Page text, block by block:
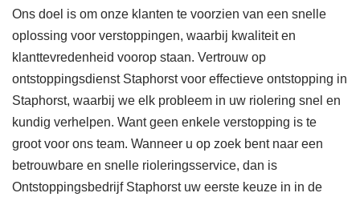
Ons doel is om onze klanten te voorzien van een snelle
oplossing voor verstoppingen, waarbij kwaliteit en
klanttevredenheid voorop staan. Vertrouw op
ontstoppingsdienst Staphorst voor effectieve ontstopping in
Staphorst, waarbij we elk probleem in uw riolering snel en
kundig verhelpen. Want geen enkele verstopping is te
groot voor ons team. Wanneer u op zoek bent naar een
betrouwbare en snelle rioleringsservice, dan is
Ontstoppingsbedrijf Staphorst uw eerste keuze in in de